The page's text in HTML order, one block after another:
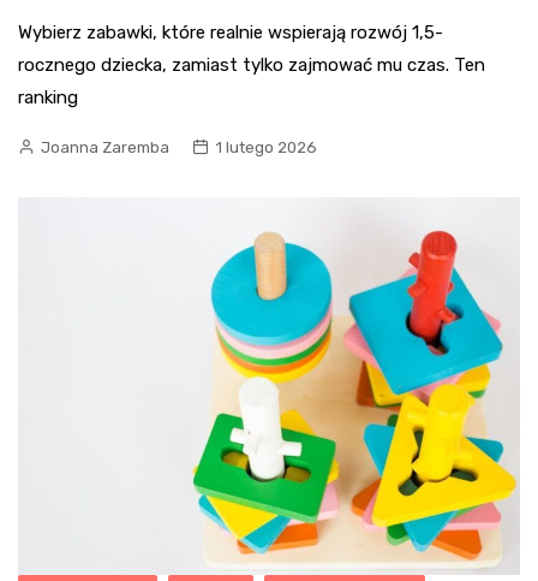
Wybierz zabawki, które realnie wspierają rozwój 1,5-
rocznego dziecka, zamiast tylko zajmować mu czas. Ten
ranking
Joanna Zaremba 1 lutego 2026